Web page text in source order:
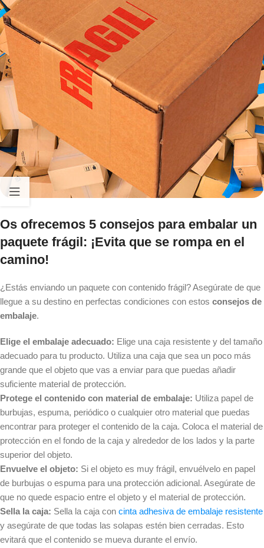
Os ofrecemos 5 consejos para embalar un
paquete frágil: ¡Evita que se rompa en el
camino!
¿Estás enviando un paquete con contenido frágil? Asegúrate de que
llegue a su destino en perfectas condiciones con estos consejos de
embalaje.
Elige el embalaje adecuado: Elige una caja resistente y del tamaño
adecuado para tu producto. Utiliza una caja que sea un poco más
grande que el objeto que vas a enviar para que puedas añadir
suficiente material de protección.
Protege el contenido con material de embalaje: Utiliza papel de
burbujas, espuma, periódico o cualquier otro material que puedas
encontrar para proteger el contenido de la caja. Coloca el material de
protección en el fondo de la caja y alrededor de los lados y la parte
superior del objeto.
Envuelve el objeto: Si el objeto es muy frágil, envuélvelo en papel
de burbujas o espuma para una protección adicional. Asegúrate de
que no quede espacio entre el objeto y el material de protección.
Sella la caja: Sella la caja con cinta adhesiva de embalaje resistente
y asegúrate de que todas las solapas estén bien cerradas. Esto
evitará que el contenido se mueva durante el envío.